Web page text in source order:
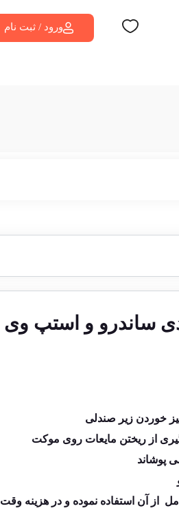
ورود / ثبت نام
ساندرو و استپ وی
خوردن زیر صندلی
از ریختن مایعات روی موکت
پوشاند
از آن استفاده نموده و در هزینه وقت